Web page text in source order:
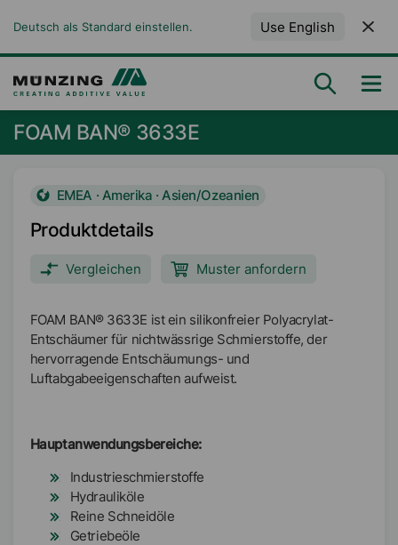
Deutsch als Standard einstellen. Use English
FOAM BAN® 3633E
EMEA · Amerika · Asien/Ozeanien
Produktdetails
Vergleichen Muster anfordern
FOAM BAN® 3633E ist ein silikonfreier Polyacrylat-
Entschäumer für nichtwässrige Schmierstoffe, der
hervorragende Entschäumungs- und
Luftabgabeeigenschaften aufweist.
Hauptanwendungsbereiche:
Industrieschmierstoffe
Hydrauliköle
Reine Schneidöle
Getriebeöle